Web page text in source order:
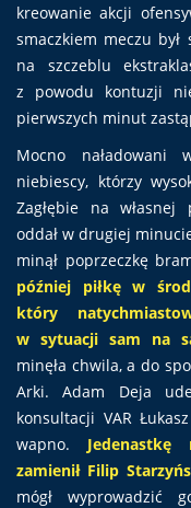
kreowanie akcji
smaczkiem meczu
na szczeblu
z powodu kontuzji
pierwszych minut
Mocno naładowani
niebiescy, którzy
Zagłębie na własnej
oddał w drugiej
minął poprzeczkę
później piłkę w
który
w sytuacji sam na
minęła chwila, a do
Arki. Adam Deja
konsultacji VAR
wapno.
zamienił Filip
mógł wyprowadzić